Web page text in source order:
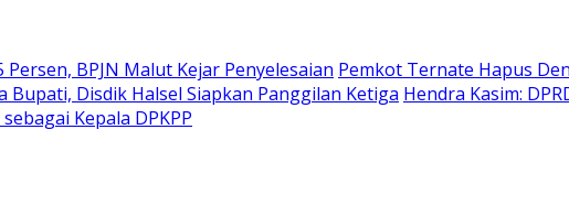
BPJN Malut Kejar Penyelesaian Pemkot Ternate Hapus
Bupati, Disdik Halsel Siapkan Panggilan Ketiga Hendra Kasim:
Kepala DPKPP